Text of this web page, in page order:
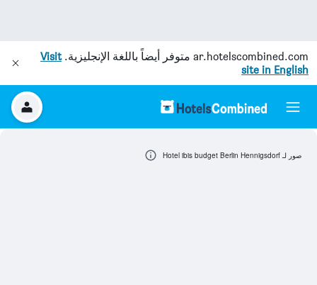
ar.hotelscombined.com متوفر أيضاً باللغة الإنجليزية.Visit
site in English
صور لـ Hotel ibis budget Berlin Hennigsdorf